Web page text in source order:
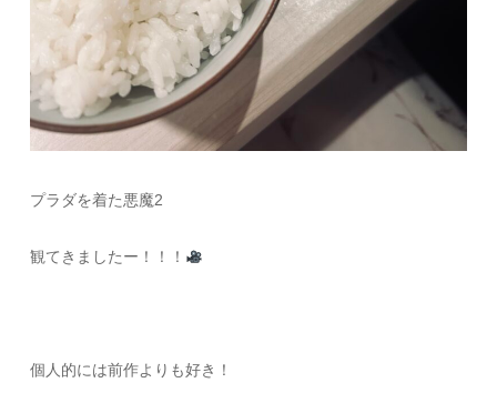
プラダを着た悪魔2
観てきましたー！！！
個人的には前作よりも好き！